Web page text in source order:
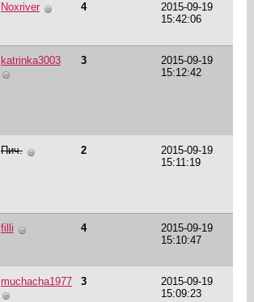
Noxriver 4
2015-09-19
15:42:06
katrinka3003 3
2015-09-19
15:12:42
Пич. 2
2015-09-19
15:11:19
filli 4
2015-09-19
15:10:47
muchacha1977 3
2015-09-19
15:09:23